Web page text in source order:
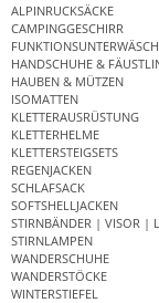
ALPINRUCKSÄCKE
CAMPINGGESCHIRR
HANDSCHUHE &
HAUBEN & MÜTZEN
ISOMATTEN
KLETTERAUSRÜSTUNG
KLETTERHELME
KLETTERSTEIGSETS
REGENJACKEN
SCHLAFSACK
SOFTSHELLJACKEN
STIRNBÄNDER | VISOR |
STIRNLAMPEN
WANDERSCHUHE
WANDERSTÖCKE
WINTERSTIEFEL